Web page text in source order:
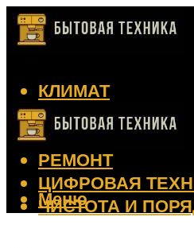
КЛИМАТ
КРАСОТА
КУХНЯ
РЕМОНТ
ЦИФРОВАЯ
ЧИСТОТА И
Меню